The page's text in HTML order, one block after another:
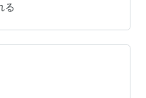
るボトルや使ってみた
ら、今の自分をケアし
ーマの良いところ。 ど
のも癒されます♡
る